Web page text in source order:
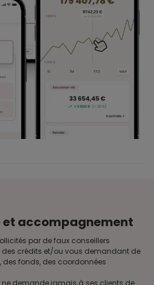
et accompagnement
par de faux conseillers
des crédits et/ou vous demandant de
fonds, des coordonnées
ne demande jamais à ses clients de